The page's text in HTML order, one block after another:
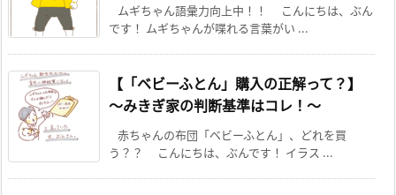
ムギちゃん語彙力向上中！！ こんにちは、ぶん
です！ ムギちゃんが喋れる言葉がい ...
【「ベビーふとん」購入の正解って？】
～みきぎ家の判断基準はコレ！～
赤ちゃんの布団「ベビーふとん」、どれを買
う？？ こんにちは、ぶんです！ イラス ...